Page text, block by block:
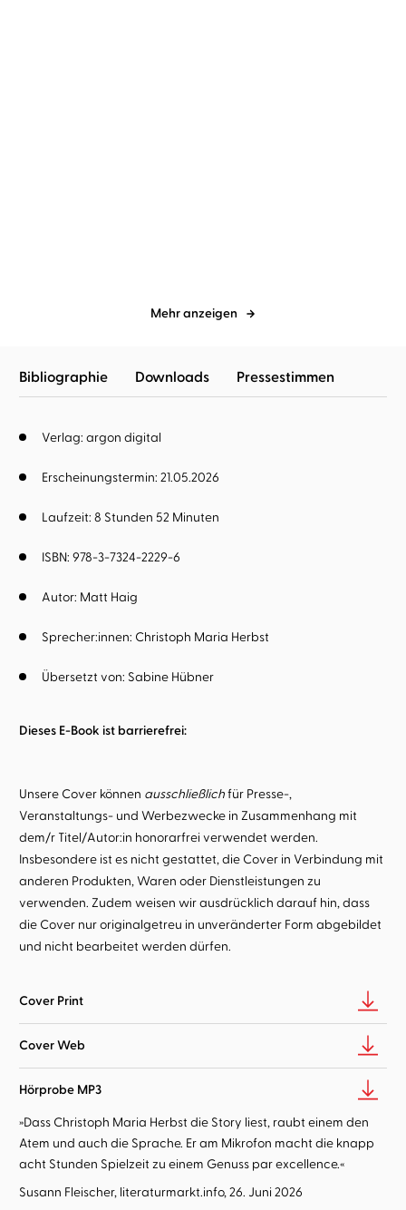
Mehr anzeigen
Bibliographie Downloads Pressestimmen
Verlag: argon digital
Übersetzt von: Sabine Hübner
Erscheinungstermin: 21.05.2026
Laufzeit: 8 Stunden 52 Minuten
ISBN: 978-3-7324-2229-6
Autor: Matt Haig
Sprecher:innen: Christoph Maria Herbst
Dieses E-Book ist barrierefrei:
Unsere Cover können ausschließlichfür Presse-,
Veranstaltungs- und Werbezwecke in Zusammenhang mit
dem/r Titel/Autor:in honorarfrei verwendet werden.
Insbesondere ist es nicht gestattet, die Cover in Verbindung mit
anderen Produkten, Waren oder Dienstleistungen zu
verwenden. Zudem weisen wir ausdrücklich darauf hin, dass
die Cover nur originalgetreu in unveränderter Form abgebildet
und nicht bearbeitet werden dürfen.
Cover Print
Cover Web
Hörprobe MP3
»Dass Christoph Maria Herbst die Story liest, raubt einem den
Atem und auch die Sprache. Er am Mikrofon macht die knapp
acht Stunden Spielzeit zu einem Genuss par excellence.«
Susann Fleischer, literaturmarkt.info, 26. Juni 2026